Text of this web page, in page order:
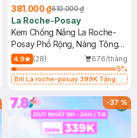
381.000 ₫610.000 ₫
La Roche-Posay
Kem Chống Nắng La Roche-
Posay Phổ Rộng, Nâng Tông
Kiềm Dầu 50ml
4.9 (28)
676/tháng
5%
Bill La roche-posay 399K Tặng
(SL có hạn)
-37%